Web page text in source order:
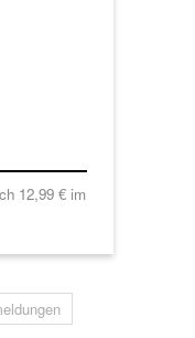
12,99 € im